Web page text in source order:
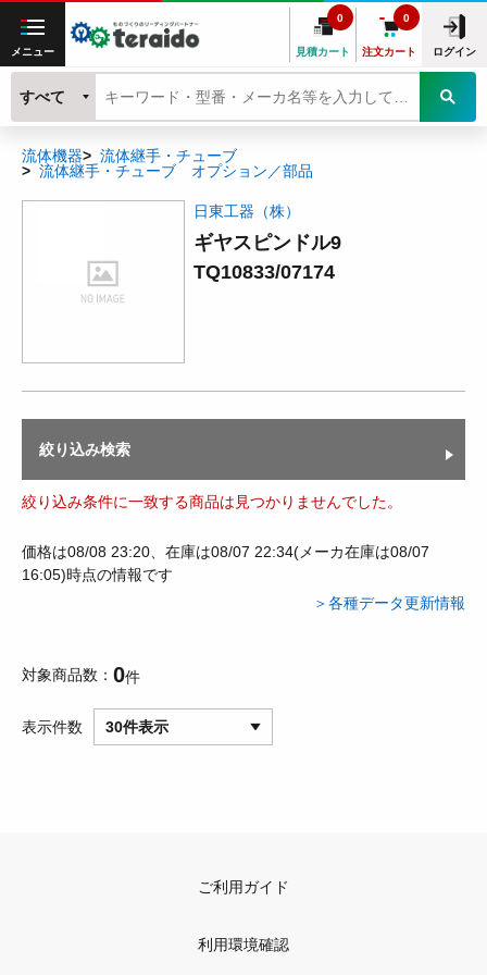
メニュー 見積カート
0
注文カート
0
ログイン
すべて
流体機器
流体継手・チューブ
流体継手・チューブ オプション／部品
日東工器（株）
ギヤスピンドル9
TQ10833/07174
絞り込み検索
絞り込み条件に一致する商品は見つかりませんでした。
価格は08/08 23:20、在庫は08/07 22:34(メーカ在庫は08/07
16:05)時点の情報です
＞各種データ更新情報
対象商品数 0件
表示件数 30件表示
ご利用ガイド
利用環境確認